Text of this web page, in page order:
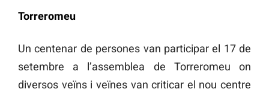
Torreromeu
Un centenar de persones van participar el 17 de
setembre a l’assemblea de Torreromeu on
diversos veïns i veïnes van criticar el nou centre